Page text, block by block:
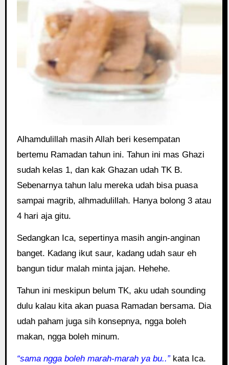
Alhamdulillah masih Allah beri kesempatan
bertemu Ramadan tahun ini. Tahun ini mas Ghazi
sudah kelas 1, dan kak Ghazan udah TK B.
Sebenarnya tahun lalu mereka udah bisa puasa
sampai magrib, alhmadulillah. Hanya bolong 3 atau
4 hari aja gitu.
Sedangkan Ica, sepertinya masih angin-anginan
banget. Kadang ikut saur, kadang udah saur eh
bangun tidur malah minta jajan. Hehehe.
Tahun ini meskipun belum TK, aku udah sounding
dulu kalau kita akan puasa Ramadan bersama. Dia
udah paham juga sih konsepnya, ngga boleh
makan, ngga boleh minum.
“sama ngga boleh marah-marah ya bu..”kata Ica.